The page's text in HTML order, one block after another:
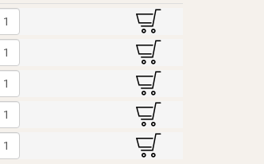
B
B
B
B
B